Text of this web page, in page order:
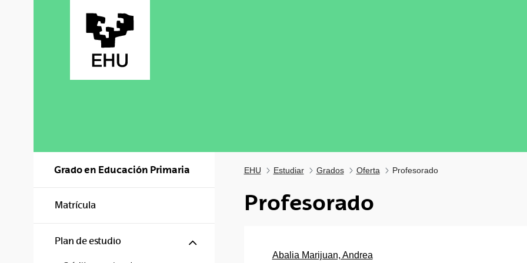
Grado en Educación Primaria
Matrícula
Plan de estudio Mostrar/ocultar subpáginas
EHU Estudiar Grados Oferta Profesorado
Profesorado
Abalia Marijuan, Andrea